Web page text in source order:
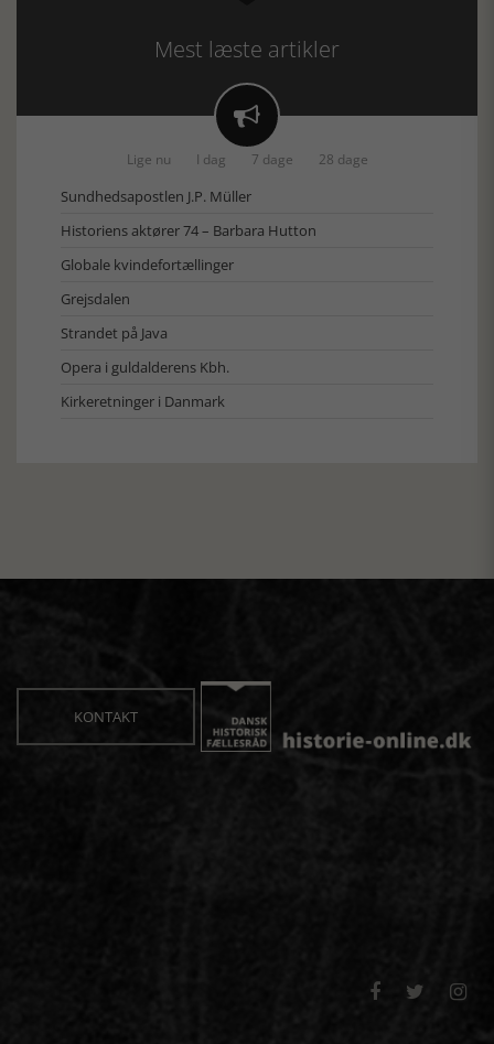
Mest læste artikler

Lige nu I dag 7 dage 28 dage
Sundhedsapostlen J.P. Müller
Historiens aktører 74 – Barbara Hutton
Globale kvindefortællinger
Grejsdalen
Strandet på Java
Opera i guldalderens Kbh.
Kirkeretninger i Danmark
KONTAKT
  